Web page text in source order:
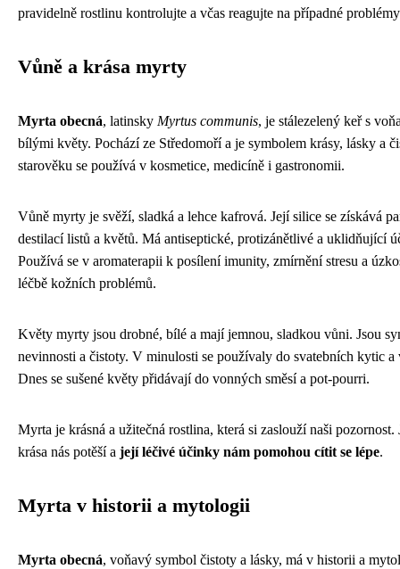
pravidelně rostlinu kontrolujte a včas reagujte na případné
Vůně a krása myrty
Myrta obecná, latinsky Myrtus communis, je stálezelený keř s
bílými květy. Pochází ze Středomoří a je symbolem krásy, lásky a
starověku se používá v kosmetice, medicíně i gastronomii.
Vůně myrty je svěží, sladká a lehce kafrová. Její silice se získává
destilací listů a květů. Má antiseptické, protizánětlivé a uklidňující
Používá se v aromaterapii k posílení imunity, zmírnění stresu a
léčbě kožních problémů.
Květy myrty jsou drobné, bílé a mají jemnou, sladkou vůni. Jsou
nevinnosti a čistoty. V minulosti se používaly do svatebních kytic a
Dnes se sušené květy přidávají do vonných směsí a pot-pourri.
Myrta je krásná a užitečná rostlina, která si zaslouží naši pozornost.
krása nás potěší a její léčivé účinky nám pomohou cítit se lépe.
Myrta v historii a mytologii
Myrta obecná, voňavý symbol čistoty a lásky, má v historii a